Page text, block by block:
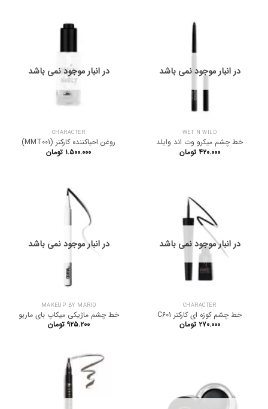
در انبار موجود نمی باشد
WET N WILD
خط چشم میکرو وت اند وایلد
۴۲۰.۰۰۰ تومان
در انبار موجود نمی باشد
CHARACTER
روغن احیاکننده کارکتر (MMT001)
۱.۵۰۰.۰۰۰ تومان
در انبار موجود نمی باشد
CHARACTER
خط چشم کوزه ای کارکتر C601
۲۷۰.۰۰۰ تومان
در انبار موجود نمی باشد
MAKEUP BY MARIO
خط چشم ماژیکی میکاپ بای ماریو
۹۲۵.۲۰۰ تومان